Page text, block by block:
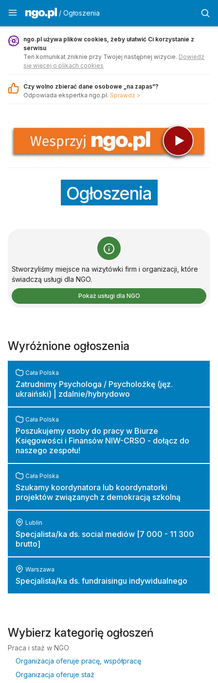
Ogłoszenia - ngo.pl
/ Ogłoszenia
ngo.pl używa plików cookies, żeby ułatwić Ci korzystanie z
serwisu
Ten komunikat zniknie przy Twojej następnej wizycie. Dowiedz
się więcej o plikach cookies
Czy wolno zbierać dane osobowe „na zapas”?
Odpowiada ekspertka ngo.pl. Sprawdź >
Ogłoszenia
Stworzyliśmy miejsce na wizytówki firm i organizacji, które
świadczą usługi dla NGO.
Pokaż usługi dla NGO
Wyróżnione ogłoszenia
Zatrudnimy Psychologa / Psycholożkę (jęz.
ukraiński) | zdalnie/hybrydowo
Cała Polska
Poszukujemy osoby do pracy w Biurze
Księgowości i Finansów NIW-CRSO - dołącz do
naszego zespołu!
Cała Polska
Szukamy koordynatora lub koordynatorki
projektów związanych z demokracją szkolną
Cała Polska
Specjalista/ka ds. social mediów [7 000 - 11 300
brutto]
Lublin
Specjalista/ka ds. fundraisingu indywidualnego
Warszawa
Wybierz kategorię ogłoszeń
Praca i staż w NGO
Organizacja oferuje pracę, współpracę
Organizacja oferuje staż